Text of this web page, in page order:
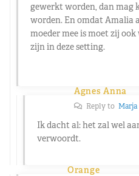
gewerkt worden, dan mag
worden. En omdat Amalia
moeder mee is moet zij
zijn in deze setting.
Agnes Anna
Reply to Marja
Ik dacht al: het zal wel
verwoordt.
Orange